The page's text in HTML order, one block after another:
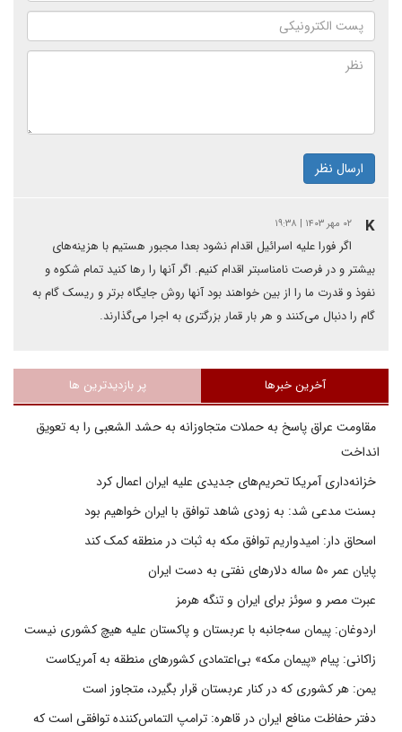
ارسال نظر
K ۰۲ مهر ۱۴۰۳ | ۱۹:۳۸
اگر فورا علیه اسرائیل اقدام نشود بعدا مجبور هستیم با هزینه‌های
بیشتر و در فرصت نامناسبتر اقدام کنیم. اگر آنها را رها کنید تمام شکوه و
نفوذ و قدرت ما را از بین خواهند بود آنها روش جایگاه برتر و ریسک گام به
گام را دنبال می‌کنند و هر بار قمار بزرگتری به اجرا می‌گذارند.
آخرین خبرها پر بازدیدترین ها
مقاومت عراق پاسخ به حملات متجاوزانه به حشد الشعبی را به تعویق
انداخت
خزانه‌داری آمریکا تحریم‌های جدیدی علیه ایران اعمال کرد
بسنت مدعی شد: به زودی شاهد توافق با ایران خواهیم بود
اسحاق دار: امیدواریم توافق مکه به ثبات در منطقه کمک کند
پایان عمر ۵۰ ساله دلارهای نفتی به دست ایران
عبرت مصر و سوئز برای ایران و تنگه هرمز
اردوغان: پیمان سه‌جانبه با عربستان و پاکستان علیه هیچ کشوری نیست
زاکانی: پیام «پیمان مکه» بی‌اعتمادی کشورهای منطقه به آمریکاست
یمن: هر کشوری که در کنار عربستان قرار بگیرد، متجاوز است
دفتر حفاظت منافع ایران در قاهره: ترامپ التماس‌کننده توافقی است که